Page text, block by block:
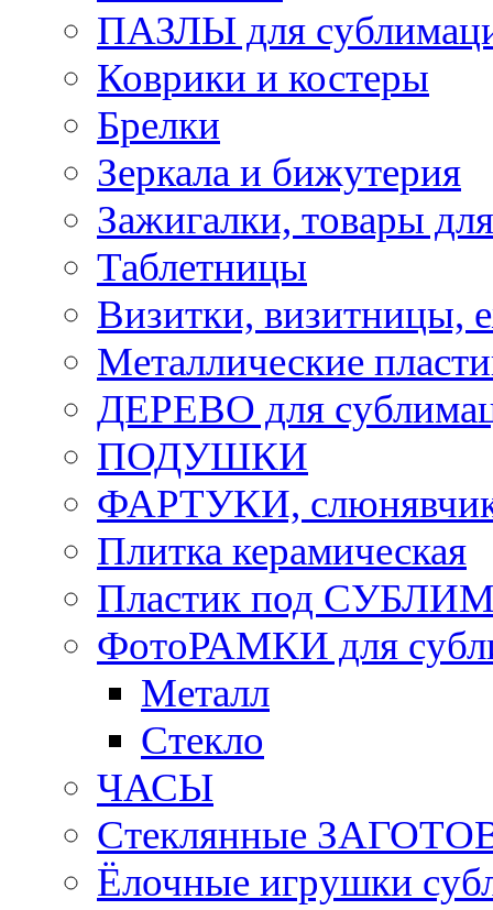
ПАЗЛЫ для
Коврики и костеры
Брелки
Зеркала и бижутерия
Зажигалки, товары
Таблетницы
Визитки, визитницы,
Металлические
ДЕРЕВО для
ПОДУШКИ
ФАРТУКИ,
Плитка керамическая
Пластик под
ФотоРАМКИ для
Металл
Стекло
ЧАСЫ
Стеклянные
Ёлочные игрушки